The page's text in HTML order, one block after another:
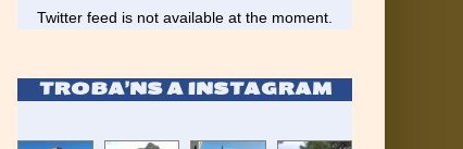
Twitter feed is not available at the moment.
TROBA’NS A INSTAGRAM